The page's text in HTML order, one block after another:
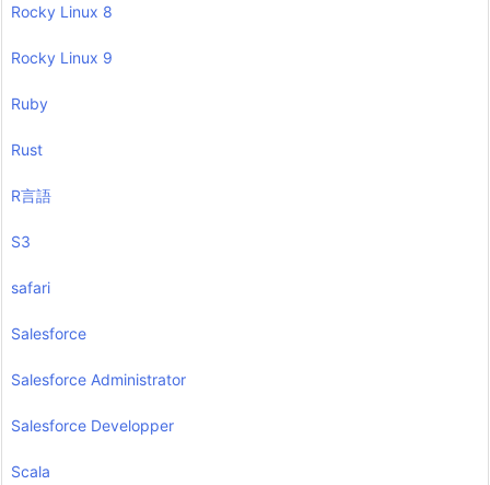
Rocky Linux 8
Rocky Linux 9
Ruby
Rust
R言語
S3
safari
Salesforce
Salesforce Administrator
Salesforce Developper
Scala